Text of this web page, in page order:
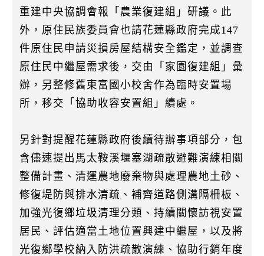
重建中央協調會報「農業復建組」研議。此
外，原住民族委員會也請花蓮縣政府完成147
件原住民申請災損房屋結構安全鑑定，並調查
原住民中繼屋需求後，交由「家園復建組」彙
辦，另整修舊東富國小校舍作為臨時安置場
所，移交「協助收容安置組」續處。
另針對提醒花蓮縣政府後續待辦事項部分，包
含儘速提出馬太鞍溪堰塞湖疏散避難演練相關
整備計畫、清運農地廢棄物與處理農地土砂、
修復堤防與排水清疏、補齊道路側溝隔柵板、
加強光復鄉垃圾清理分類、持續關懷訪視安置
居民、評估適當土地位置興建中繼屋，以及將
光復鄉學校納入防洪疏散演練、協助行銷年度